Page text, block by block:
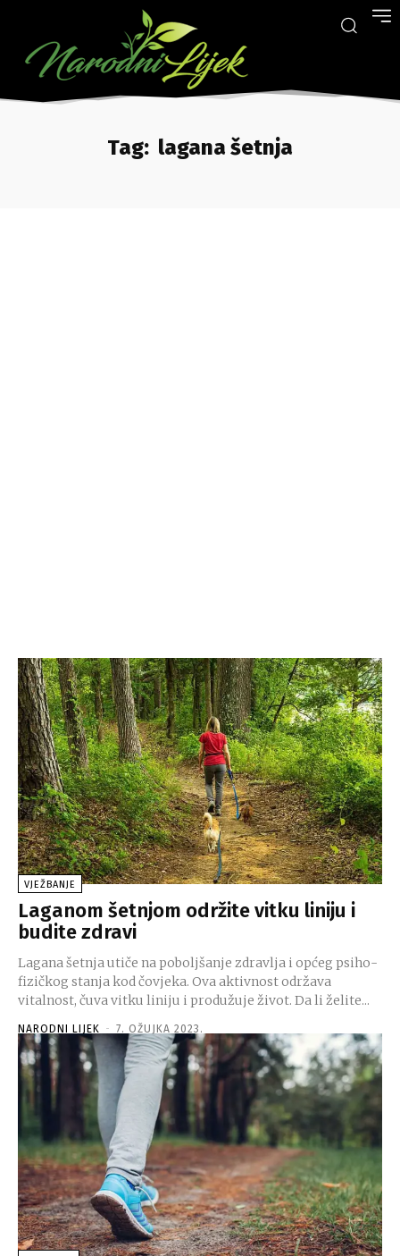
Tag: lagana šetnja
VJEŽBANJE
Laganom šetnjom održite vitku liniju i
budite zdravi
Lagana šetnja utiče na poboljšanje zdravlja i općeg psiho-
fizičkog stanja kod čovjeka. Ova aktivnost održava
vitalnost, čuva vitku liniju i produžuje život. Da li želite...
NARODNI LIJEK - 7. OŽUJKA 2023.